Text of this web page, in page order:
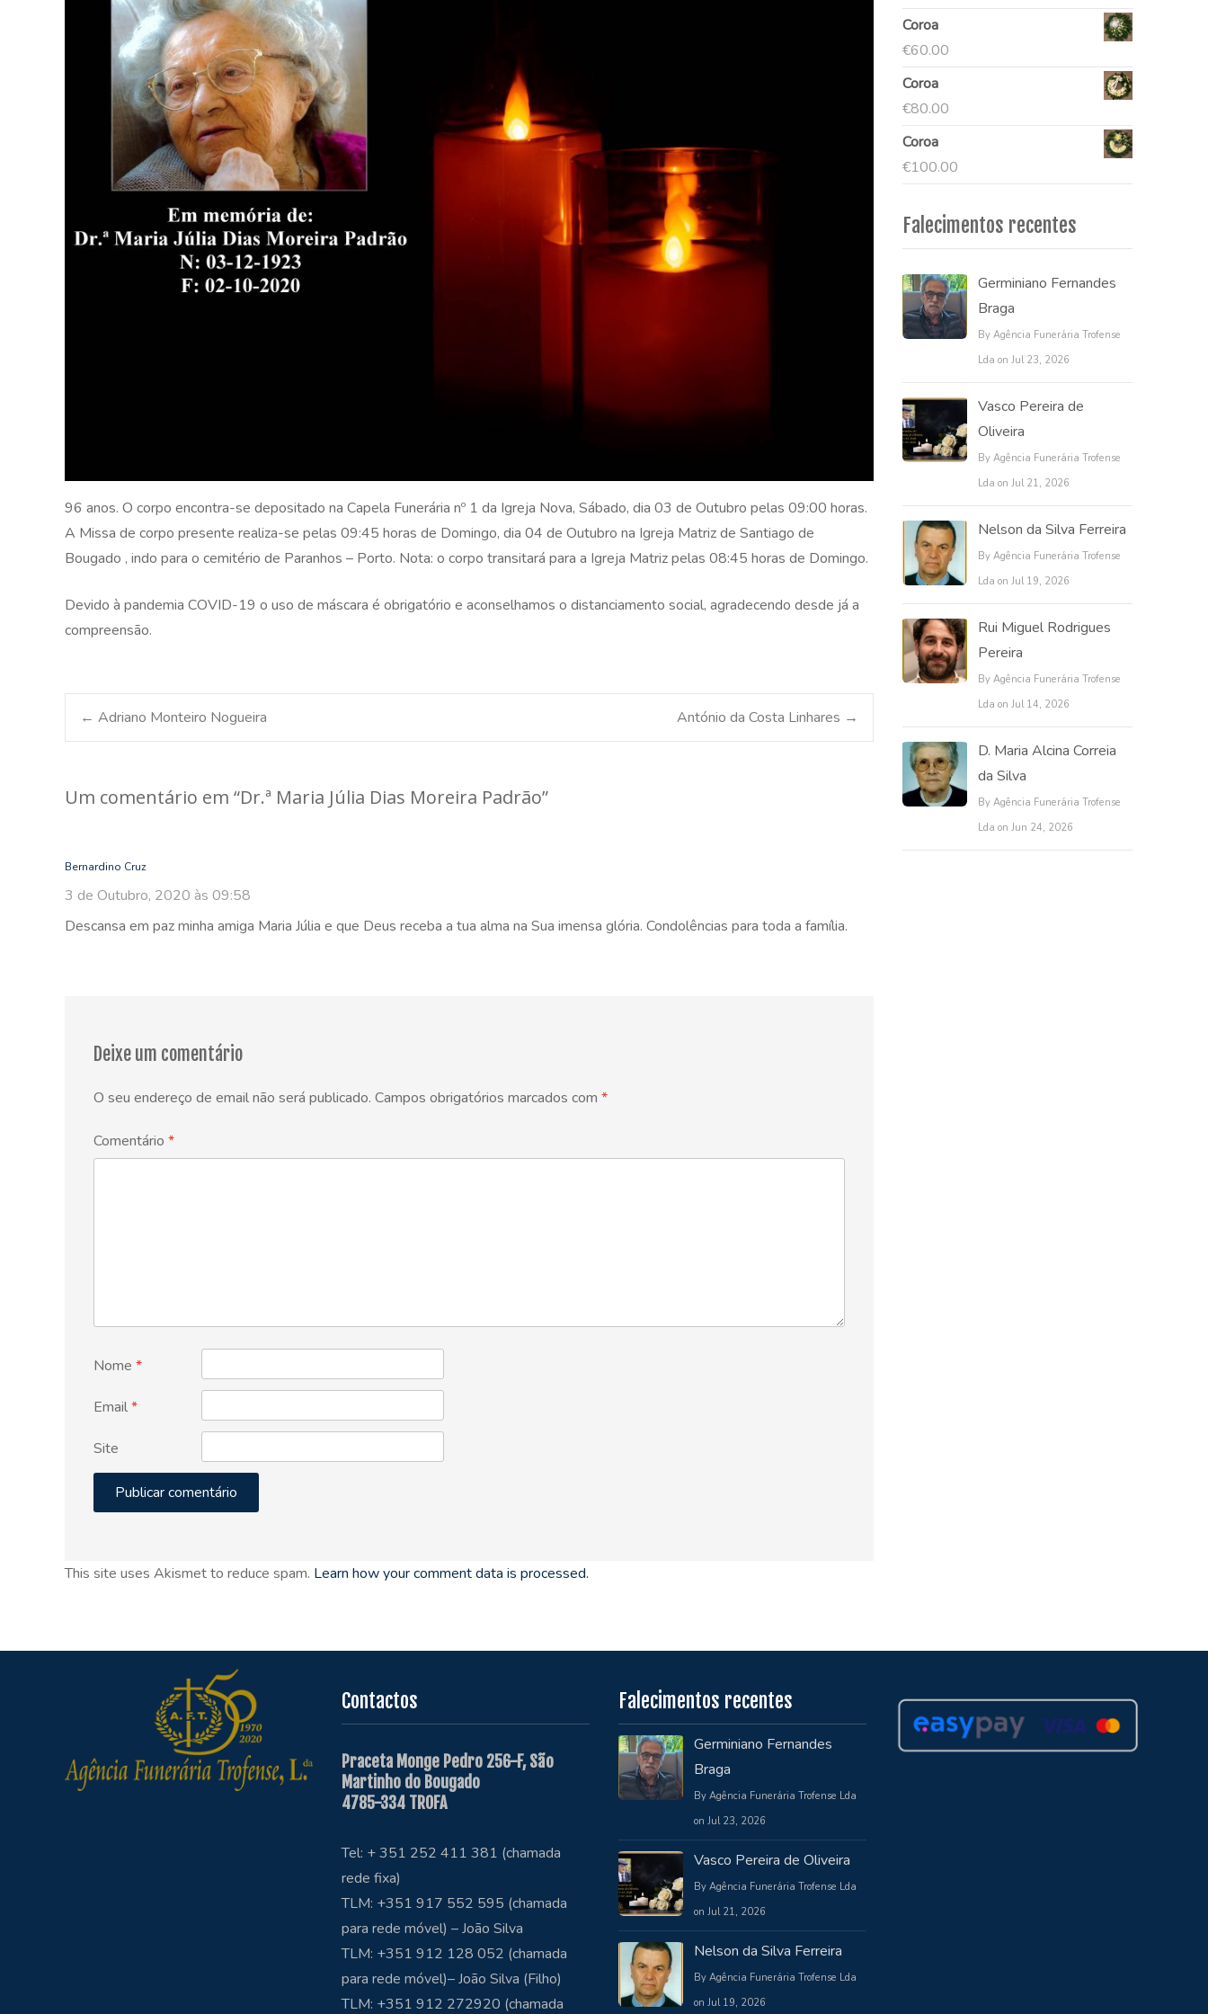
96 anos. O corpo encontra-se depositado na Capela Funerária nº 1 da Igreja Nova, Sábado, dia 03 de Outubro pelas 09:00 horas.
A Missa de corpo presente realiza-se pelas 09:45 horas de Domingo, dia 04 de Outubro na Igreja Matriz de Santiago de
Bougado , indo para o cemitério de Paranhos – Porto. Nota: o corpo transitará para a Igreja Matriz pelas 08:45 horas de Domingo.
Devido à pandemia COVID-19 o uso de máscara é obrigatório e aconselhamos o distanciamento social, agradecendo desde já a
compreensão.
Post
navigation
← Adriano Monteiro Nogueira António da Costa Linhares →
Um comentário em “Dr.ª Maria Júlia Dias Moreira Padrão”
Bernardino Cruz
3 de Outubro, 2020 às 09:58
Descansa em paz minha amiga Maria Júlia e que Deus receba a tua alma na Sua imensa glória. Condolências para toda a família.
Deixe um comentário
O seu endereço de email não será publicado. Campos obrigatórios marcados com *
Comentário *
Nome *
Email*
Site
This site uses Akismet to reduce spam. Learn how your comment data is processed.
Coroa
€60.00
Coroa
€80.00
Coroa
€100.00
Falecimentos recentes
Germiniano Fernandes
Braga
By Agência Funerária Trofense
Lda on Jul 23, 2026
Vasco Pereira de
Oliveira
By Agência Funerária Trofense
Lda on Jul 21, 2026
Nelson da Silva Ferreira
By Agência Funerária Trofense
Lda on Jul 19, 2026
Rui Miguel Rodrigues
Pereira
By Agência Funerária Trofense
Lda on Jul 14, 2026
D. Maria Alcina Correia
da Silva
By Agência Funerária Trofense
Lda on Jun 24, 2026
Contactos
Praceta Monge Pedro 256-F, São
Martinho do Bougado
4785-334 TROFA
Tel: + 351 252 411 381 (chamada
rede fixa)
TLM: +351 917 552 595 (chamada
para rede móvel) – João Silva
TLM: +351 912 128 052 (chamada
para rede móvel)– João Silva (Filho)
TLM: +351 912 272920 (chamada
Falecimentos recentes
Germiniano Fernandes
Braga
By Agência Funerária Trofense Lda
on Jul 23, 2026
Vasco Pereira de Oliveira
By Agência Funerária Trofense Lda
on Jul 21, 2026
Nelson da Silva Ferreira
By Agência Funerária Trofense Lda
on Jul 19, 2026